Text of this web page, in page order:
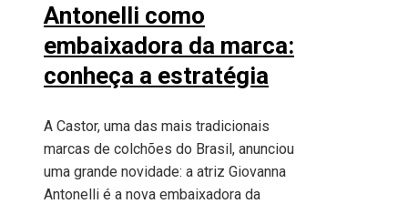
Antonelli como
embaixadora da marca:
conheça a estratégia
A Castor, uma das mais tradicionais
marcas de colchões do Brasil, anunciou
uma grande novidade: a atriz Giovanna
Antonelli é a nova embaixadora da